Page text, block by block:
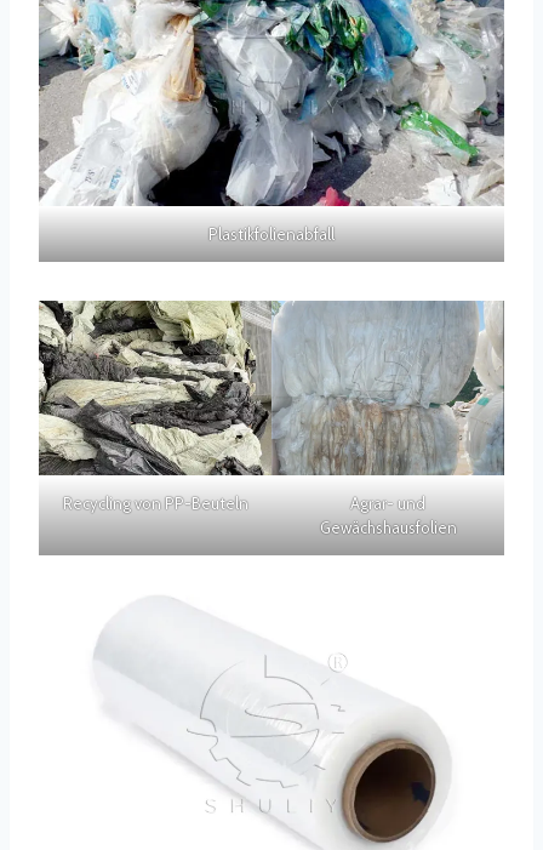
Plastikfolienabfall
Recycling von PP-Beuteln
Agrar- und
Gewächshausfolien